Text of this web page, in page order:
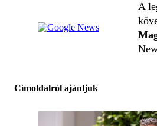
A
Címoldalról ajánljuk